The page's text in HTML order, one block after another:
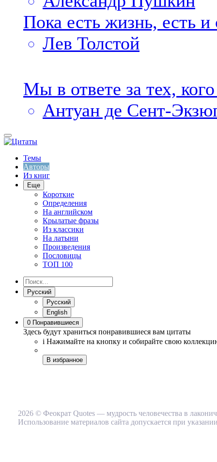
Пока есть жизнь, есть и
Лев Толстой
Мы в ответе за тех,
Антуан де Сент-
Темы
Авторы
Из книг
Еще
Короткие
Определения
На английском
Крылатые фразы
Из классики
На латыни
Произведения
Пословицы
ТОП 100
Русский
Русский
English
0 Понравившиеся
Здесь будут храниться понравившиеся вам цитаты
i Нажимайте на кнопку и собирайте свою
В избранное
2026 © Феократ Quotes — мудрость человечества в
Использование материалов сайта допускается при